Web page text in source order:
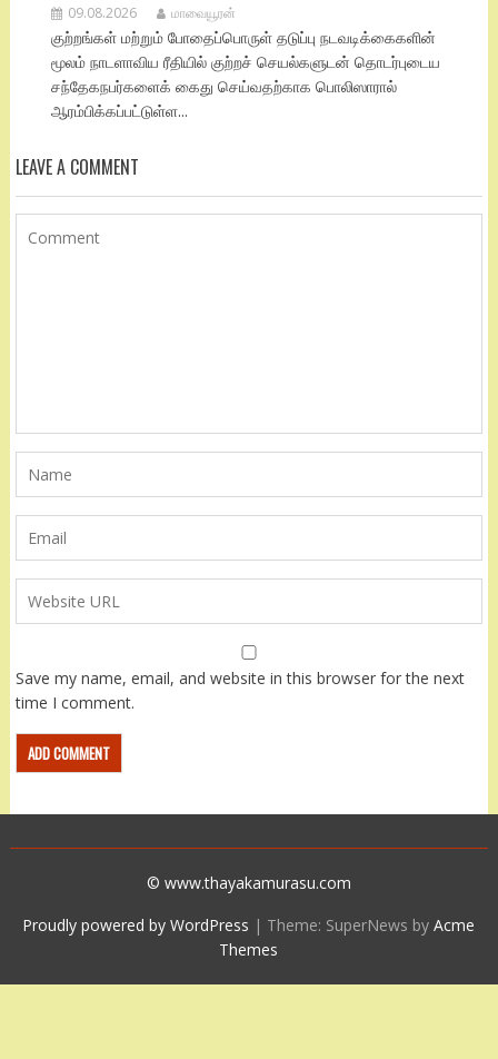
09.08.2026 மாவையூரன்
குற்றங்கள் மற்றும் போதைப்பொருள் தடுப்பு நடவடிக்கைகளின்
மூலம் நாடளாவிய ரீதியில் குற்றச் செயல்களுடன் தொடர்புடைய
சந்தேகநபர்களைக் கைது செய்வதற்காக பொலிஸாரால்
ஆரம்பிக்கப்பட்டுள்ள...
LEAVE A COMMENT
Save my name, email, and website in this browser for the next
time I comment.
© www.thayakamurasu.com
Proudly powered by WordPress | Theme: SuperNews byAcme
Themes